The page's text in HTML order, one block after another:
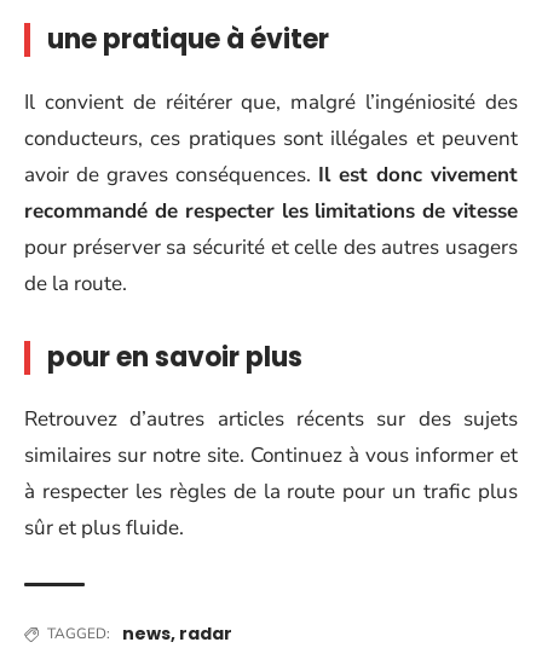
une pratique à éviter
Il convient de réitérer que, malgré l’ingéniosité des
conducteurs, ces pratiques sont illégales et peuvent
avoir de graves conséquences. Il est donc vivement
recommandé de respecter les limitations de vitesse
pour préserver sa sécurité et celle des autres usagers
de la route.
pour en savoir plus
Retrouvez d’autres articles récents sur des sujets
similaires sur notre site. Continuez à vous informer et
à respecter les règles de la route pour un trafic plus
sûr et plus fluide.
TAGGED: news, radar